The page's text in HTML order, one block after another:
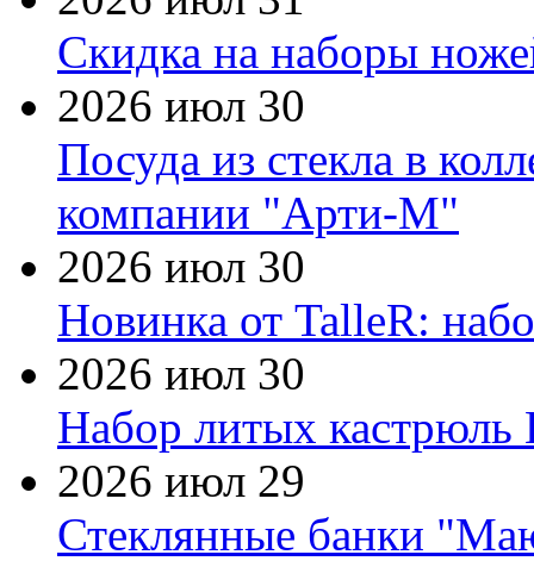
Скидка на наборы
2026 июл 30
Посуда из стекла в
компании "Арти-М"
2026 июл 30
Новинка от TalleR:
2026 июл 30
Набор литых кастрюль
2026 июл 29
Стеклянные банки